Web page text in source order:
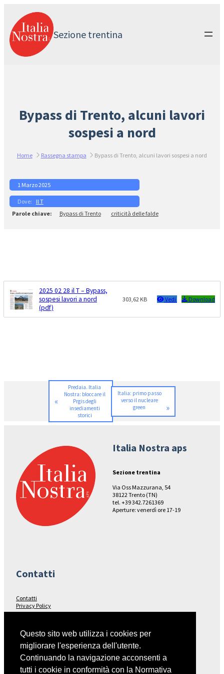
contenuto
Sezione trentina
Bypass di Trento, alcuni lavori
sospesi a nord
Home Rassegna stampa Bypass di Trento, alcuni lavori sospesi a nord
1 Marzo 2025
Il T
Bypass di Trento
criticità delle falde
2025 02 28 il T – Bypass,
sospesi lavori a nord
(pdf)
303,62 KB Vedi Download
«
Predaia. Italia
Nostra: bloccare il
Prgis degli
insediamenti
storici
Italia: primo passo
verso il nucleare
green
»
Italia Nostra aps
Sezione trentina
Via Oss Mazzurana, 54
38122 Trento (TN)
tel. +39 342.7261369
Aperture: venerdì ore 17-19
Contatti
Contatti
Privacy Policy
Seguici su…
Facebook
Questo sito web utilizza i cookies per
migliorare l'esperienza dell'utente.
Continuando la navigazione acconsenti a
tutti i cookie in conformità con la Normativa